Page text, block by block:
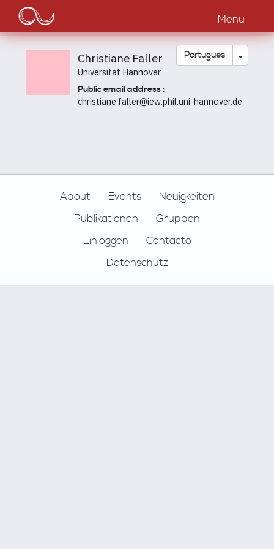
Passar
o
conteúdo
Main
navigation
Menu
Português Toggle
Christiane Faller
Universität Hannover
Public email address :
christiane.faller@iew.phil.uni-hannover.de
About Events
Neuigkeiten
Publikationen
Gruppen
Einloggen
Contacto
Datenschutz